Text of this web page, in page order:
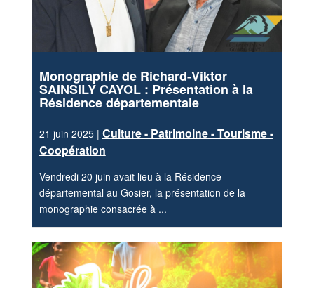
Monographie de Richard-Viktor
SAINSILY CAYOL : Présentation à la
Résidence départementale
21 juin 2025 | Culture - Patrimoine - Tourisme -
Coopération
Vendredi 20 juin avait lieu à la Résidence
départemental au Gosier, la présentation de la
monographie consacrée à ...